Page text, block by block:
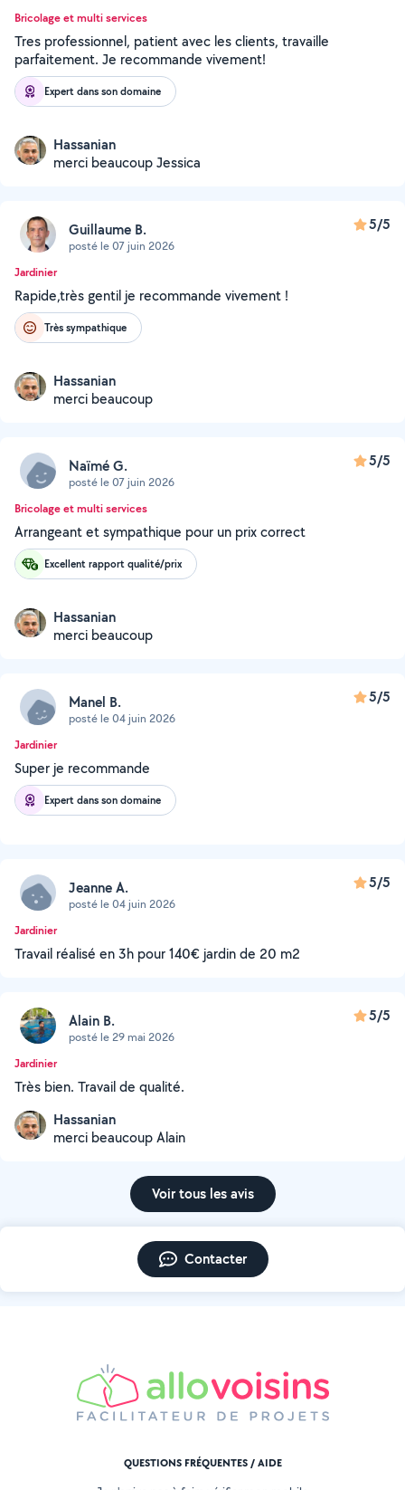
Bricolage et multi services
Tres professionnel, patient avec les clients, travaille
parfaitement. Je recommande vivement!
Expert dans son domaine
Hassanian
merci beaucoup Jessica
Guillaume B.
posté le 07 juin 2026
5/5
Jardinier
Rapide,très gentil je recommande vivement !
Très sympathique
Hassanian
merci beaucoup
Naïmé G.
posté le 07 juin 2026
5/5
Bricolage et multi services
Arrangeant et sympathique pour un prix correct
Excellent rapport qualité/prix
Hassanian
merci beaucoup
Manel B.
posté le 04 juin 2026
5/5
Jardinier
Super je recommande
Expert dans son domaine
Jeanne A.
posté le 04 juin 2026
5/5
Jardinier
Travail réalisé en 3h pour 140€ jardin de 20 m2
Alain B.
posté le 29 mai 2026
5/5
Jardinier
Très bien. Travail de qualité.
Hassanian
merci beaucoup Alain
Voir tous les avis
Contacter
QUESTIONS FRÉQUENTES / AIDE